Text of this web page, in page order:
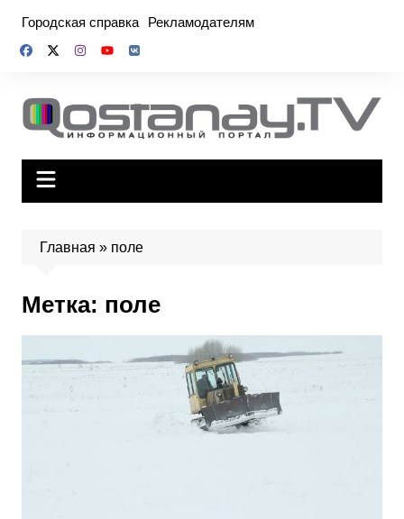
содержимому
Городская справка Рекламодателям
Главная » поле
Метка: поле